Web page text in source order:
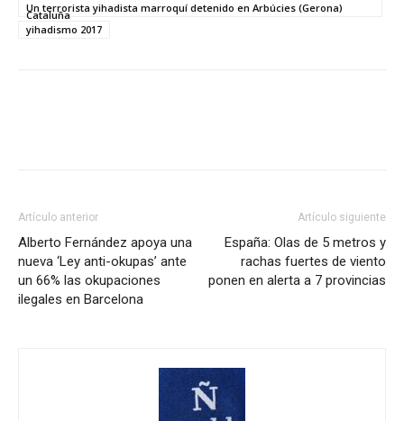
Un terrorista yihadista marroquí detenido en Arbúcies (Gerona)
Cataluña
yihadismo 2017
Artículo anterior
Alberto Fernández apoya una
nueva ‘Ley anti-okupas’ ante
un 66% las okupaciones
ilegales en Barcelona
Artículo siguiente
España: Olas de 5 metros y
rachas fuertes de viento
ponen en alerta a 7 provincias